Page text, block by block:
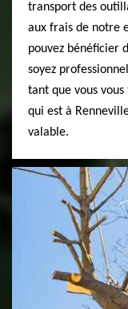
transport des
aux frais de notre
pouvez bénéficier
soyez
tant que vous
qui est à
valable.